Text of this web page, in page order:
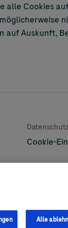
alle Cookies
auf Auskunft,
Learn More
Cookie-
Alle